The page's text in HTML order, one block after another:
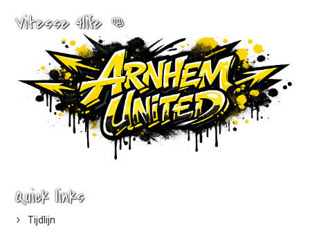
Vitesse 4life 👊
Quick links
Tijdlijn